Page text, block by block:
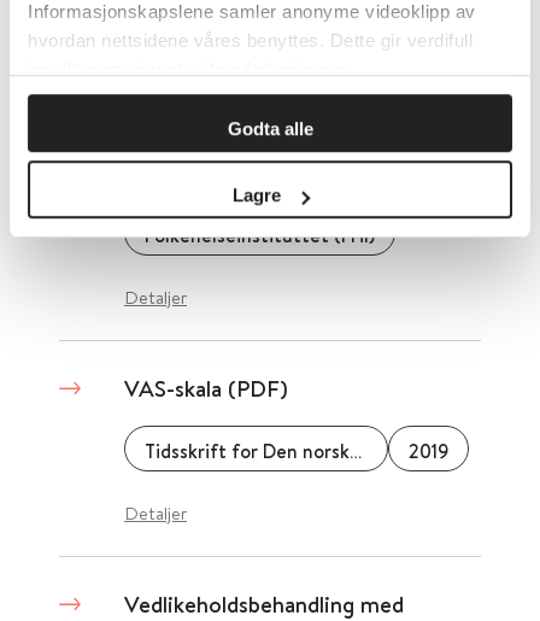
Informasjonskapslene samler anonyme videoklipp av
hvordan nettsidene våres benyttes. Dette gir verdifull
Godta alle
Lagre
Direktoratet for medisinske produkter (DMP)
Detaljer
Varsling og oppklaring av utbrudd
Folkehelseinstituttet (FHI)
Detaljer
VAS-skala (PDF)
Tidsskrift for Den norske legeforening 2019
Detaljer
Vedlikeholdsbehandling med